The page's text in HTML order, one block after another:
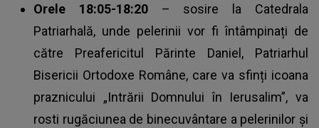
Orele 18:05-18:20 – sosire la Catedrala
Patriarhală, unde pelerinii vor fi întâmpinați de
către Preafericitul Părinte Daniel, Patriarhul
Bisericii Ortodoxe Române, care va sfinți icoana
praznicului „Intrării Domnului în Ierusalim”, va
rosti rugăciunea de binecuvântare a pelerinilor și